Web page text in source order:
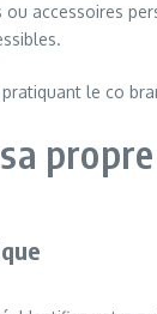
accessoires
pratiquant le co